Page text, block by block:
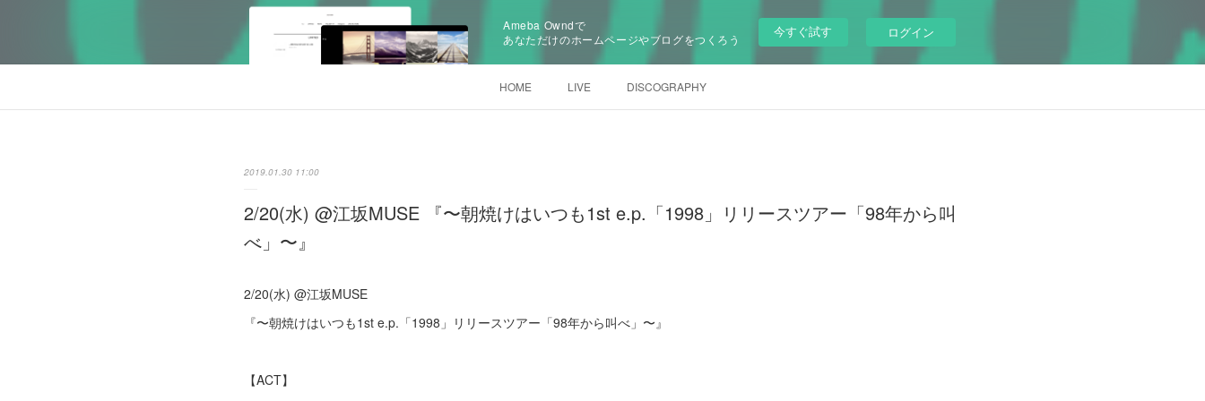
Ameba Owndで
あなただけのホームページやブログをつくろう
今すぐ試す ログイン
HOME LIVE DISCOGRAPHY
2019.01.30 11:00
2/20(水) @江坂MUSE 『〜朝焼けはいつも1st e.p.「1998」リリースツアー「98年から叫
べ」〜』
2/20(水) @江坂MUSE
『〜朝焼けはいつも1st e.p.「1998」リリースツアー「98年から叫べ」〜』
【ACT】